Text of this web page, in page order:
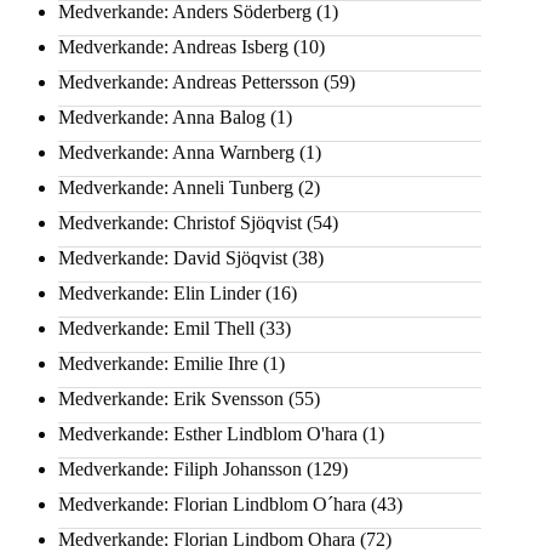
Medverkande: Anders Söderberg (1)
Medverkande: Andreas Isberg (10)
Medverkande: Andreas Pettersson (59)
Medverkande: Anna Balog (1)
Medverkande: Anna Warnberg (1)
Medverkande: Anneli Tunberg (2)
Medverkande: Christof Sjöqvist (54)
Medverkande: David Sjöqvist (38)
Medverkande: Elin Linder(16)
Medverkande: Emil Thell (33)
Medverkande: Emilie Ihre (1)
Medverkande: Erik Svensson (55)
Medverkande: Esther Lindblom O'hara (1)
Medverkande: Filiph Johansson (129)
Medverkande: Florian Lindblom O´hara (43)
Medverkande: Florian Lindbom Ohara (72)